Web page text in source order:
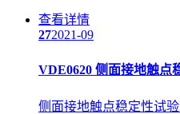
查看详情
272021-09
VDE0620 侧面接地触点
侧面接地触点稳定性试